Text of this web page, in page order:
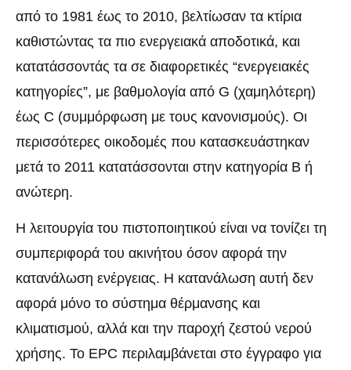
από το 1981 έως το 2010, βελτίωσαν τα κτίρια
καθιστώντας τα πιο ενεργειακά αποδοτικά, και
κατατάσσοντάς τα σε διαφορετικές “ενεργειακές
κατηγορίες”, με βαθμολογία από G (χαμηλότερη)
έως C (συμμόρφωση με τους κανονισμούς). Οι
περισσότερες οικοδομές που κατασκευάστηκαν
μετά το 2011 κατατάσσονται στην κατηγορία Β ή
ανώτερη.
Η λειτουργία του πιστοποιητικού είναι να τονίζει τη
συμπεριφορά του ακινήτου όσον αφορά την
κατανάλωση ενέργειας. Η κατανάλωση αυτή δεν
αφορά μόνο το σύστημα θέρμανσης και
κλιματισμού, αλλά και την παροχή ζεστού νερού
χρήσης. Το EPC περιλαμβάνεται στο έγγραφο για